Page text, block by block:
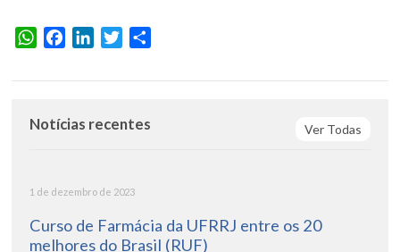
WhatsAppFacebookLinkedInTwitter
Ver Todas
Notícias recentes
1 de dezembro de 2023
Curso de Farmácia da UFRRJ entre os 20
melhores do Brasil (RUF)